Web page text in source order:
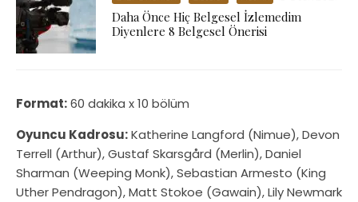
Daha Önce Hiç Belgesel İzlemedim
Diyenlere 8 Belgesel Önerisi
Format:60 dakika x 10 bölüm
Oyuncu Kadrosu:Katherine Langford (Nimue), Devon
Terrell (Arthur), Gustaf Skarsgård (Merlin), Daniel
Sharman (Weeping Monk), Sebastian Armesto (King
Uther Pendragon), Matt Stokoe (Gawain), Lily Newmark